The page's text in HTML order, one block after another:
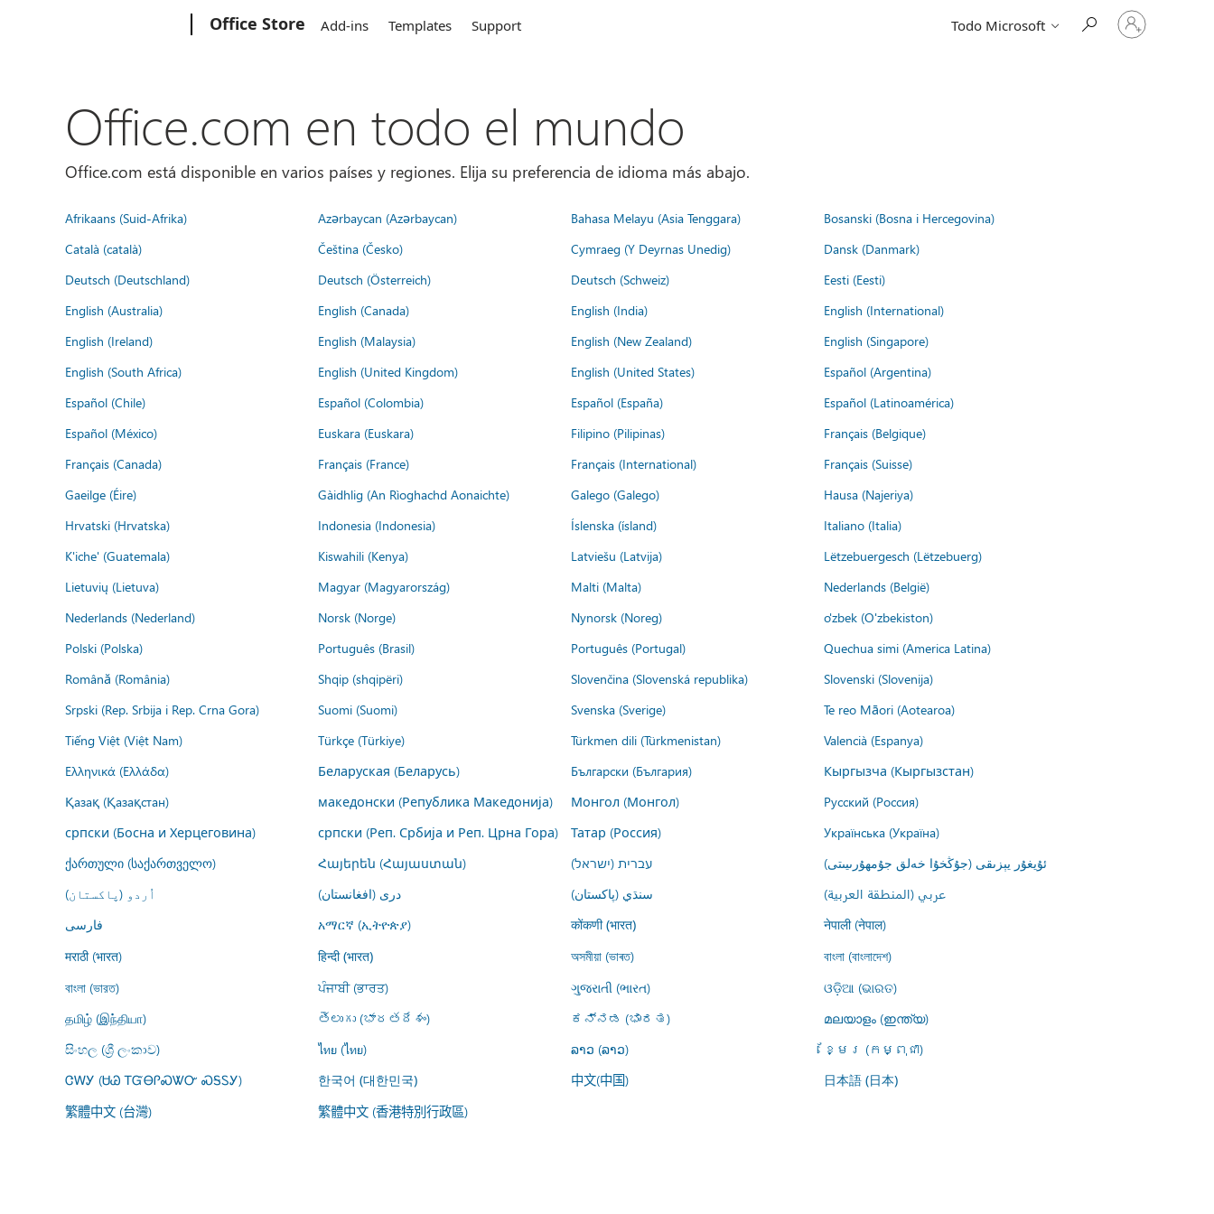
Office Store Add-ins Templates Support Todo Microsoft
Iniciar
sesión
Office.com en todo el mundo
Office.com está disponible en varios países y regiones. Elija su preferencia de idioma más abajo.
Afrikaans (Suid-Afrika) Azərbaycan (Azərbaycan) Bahasa Melayu (Asia Tenggara)
Bosanski (Bosna i Hercegovina)
Català (català)
Čeština (Česko) Cymraeg (Y Deyrnas Unedig)
Dansk (Danmark)
Deutsch (Deutschland)
Deutsch (Österreich) Deutsch (Schweiz)
Eesti (Eesti)
English (Australia)
English (Canada) English (India)
English (International)
English (Ireland)
English (Malaysia) English (New Zealand)
English (Singapore)
English (South Africa)
English (United Kingdom) English (United States)
Español (Argentina)
Español (Chile)
Español (Colombia) Español (España)
Español (Latinoamérica)
Español (México)
Euskara (Euskara) Filipino (Pilipinas)
Français (Belgique)
Français (Canada)
Français (France) Français (International)
Français (Suisse)
Gaeilge (Éire)
Gàidhlig (An Rìoghachd Aonaichte) Galego (Galego)
Hausa (Najeriya)
Hrvatski (Hrvatska)
Indonesia (Indonesia) Íslenska (ísland)
Italiano (Italia)
K'iche' (Guatemala)
Kiswahili (Kenya) Latviešu (Latvija)
Lëtzebuergesch (Lëtzebuerg)
Lietuvių (Lietuva)
Magyar (Magyarország) Malti (Malta)
Nederlands (België)
Nederlands (Nederland)
Norsk (Norge) Nynorsk (Noreg)
o'zbek (O'zbekiston)
Polski (Polska)
Português (Brasil) Português (Portugal)
Quechua simi (America Latina)
Română (România)
Shqip (shqipëri) Slovenčina (Slovenská republika)
Slovenski (Slovenija)
Srpski (Rep. Srbija i Rep. Crna Gora)
Suomi (Suomi) Svenska (Sverige)
Te reo Māori (Aotearoa)
Tiếng Việt (Việt Nam)
Türkçe (Türkiye) Türkmen dili (Türkmenistan)
Valencià (Espanya)
Ελληνικά (Ελλάδα)
Беларуская (Беларусь) Български (България)
Кыргызча (Кыргызстан)
Қазақ (Қазақстан)
македонски (Република Македонија) Монгол (Монгол)
Русский (Россия)
српски (Босна и Херцеговина)
српски (Реп. Србија и Реп. Црна Гора) Татар (Россия)
Українська (Україна)
ქართული (საქართველო)
Հայերեն (Հայաստան) עברית (ישראל)
ئۇيغۇر يېزىقى (جۇڭخۇا خەلق جۇمھۇرىيىتى)
اُردو (پاکستان)
درى (افغانستان) سنڌي (پاکستان)
عربي (المنطقة العربية)
فارسى
አማርኛ (ኢትዮጵያ) कोंकणी (भारत)
नेपाली (नेपाल)
मराठी (भारत)
हिन्दी (भारत) অসমীয়া (ভাৰত)
বাংলা (বাংলাদেশ)
বাংলা (ভারত)
ਪੰਜਾਬੀ (ਭਾਰਤ) ગુજરાતી (ભારત)
ଓଡ଼ିଆ (ଭାରତ)
தமிழ் (இந்தியா)
తెలుగు (భారతదేశం) ಕನ್ನಡ (ಭಾರತ)
മലയാളം (ഇന്ത്യ)
සිංහල (ශ්‍රී ලංකාව)
ไทย (ไทย) ລາວ (ລາວ)
ខ្មែរ (កម្ពុជា)
ᏣᎳᎩ (ᏌᏊ ᎢᏳᎾᎵᏍᏔᏅ ᏍᎦᏚᎩ)
한국어 (대한민국) 中文(中国) 日本語 (日本)
繁體中文 (台灣) 繁體中文 (香港特別行政區)